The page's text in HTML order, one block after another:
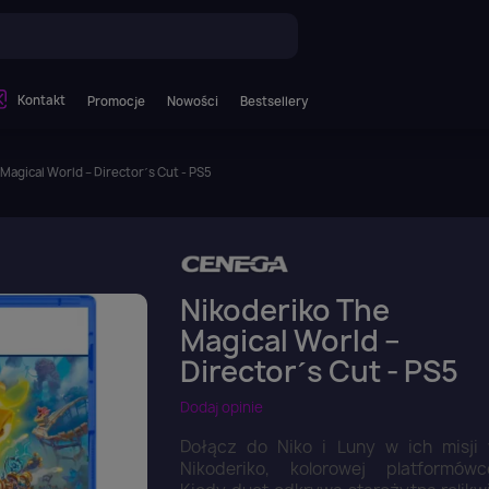
Kontakt Promocje Nowości Bestsellery
World – Director´s Cut - PS5
Nikoderiko The
Magical World –
Director´s Cut - PS5
Dodaj opinie
Dołącz do Niko i Luny w ich misji
Nikoderiko, kolorowej